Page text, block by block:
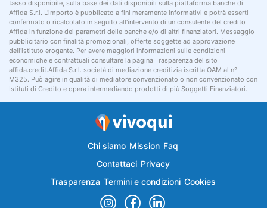
tasso disponibile, sulla base dei dati disponibili sulla piattaforma banche di
Affida S.r.l. L'importo è pubblicato a fini meramente informativi e potrà esserti
confermato o ricalcolato in seguito all'intervento di un consulente del credito
Affida in funzione dei parametri delle banche e/o di altri finanziatori. Messaggio
pubblicitario con finalità promozionali, offerte soggette ad approvazione
dell'istituto erogante. Per avere maggiori informazioni sulle condizioni
economiche e contrattuali consultare la pagina Trasparenza del sito
affida.credit.Affida S.r.l. società di mediazione creditizia iscritta OAM al n°
M325. Può agire in qualità di mediatore convenzionato o non convenzionato con
Istituti di Credito e opera intermediando prodotti di più Soggetti Finanziatori.
Chi siamo Mission Faq
Contattaci Privacy
Trasparenza Termini e condizioni Cookies